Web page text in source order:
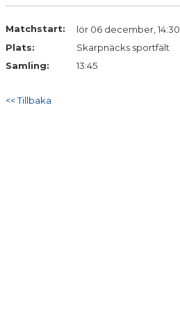
Matchstart:
lör 06 december, 14:30
Plats:
Skarpnäcks sportfält
Samling:
13:45
<< Tillbaka